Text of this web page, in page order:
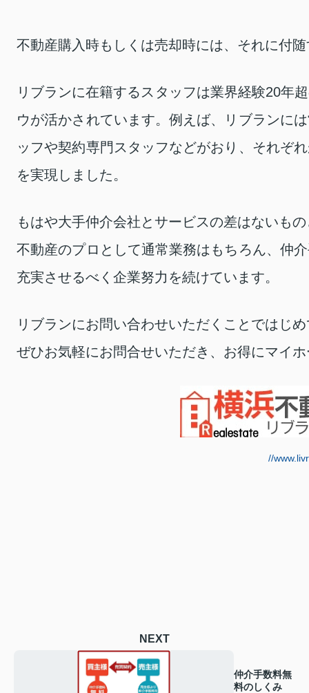
不動産購入時もしくは売却時には、それに付
リブランに在籍するスタッフは業界経験20年
ウが活かされています。例えば、リブランに
ッフや契約専門スタッフなどがおり、それぞ
を実現しました。
もはや大手仲介会社とサービスの差はないも
不動産のプロとして通常業務はもちろん、仲
充実させるべく企業努力を続けています。
リブランにお問い合わせいただくことではじ
ぜひお気軽にお問合せいただき、お得にマイ
//
NEXT
仲介手数料無
料のしくみ